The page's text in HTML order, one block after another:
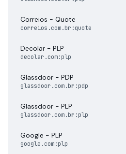
Correios - Quote
correios.com.br:quote
Decolar - PLP
decolar.com:plp
Glassdoor - PDP
glassdoor.com.br:pdp
Glassdoor - PLP
glassdoor.com.br:plp
Google - PLP
google.com:plp